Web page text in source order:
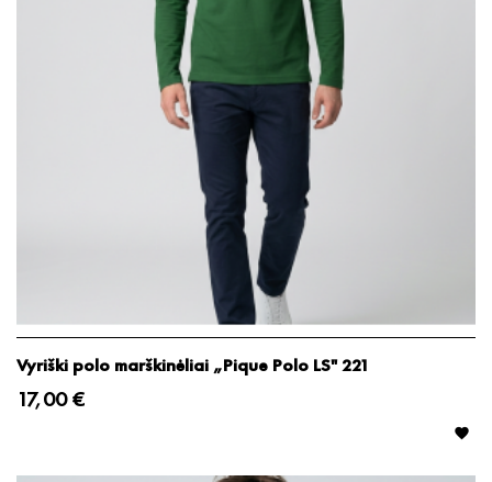
Vyriški polo marškinėliai „Pique Polo LS" 221
17,00 €
